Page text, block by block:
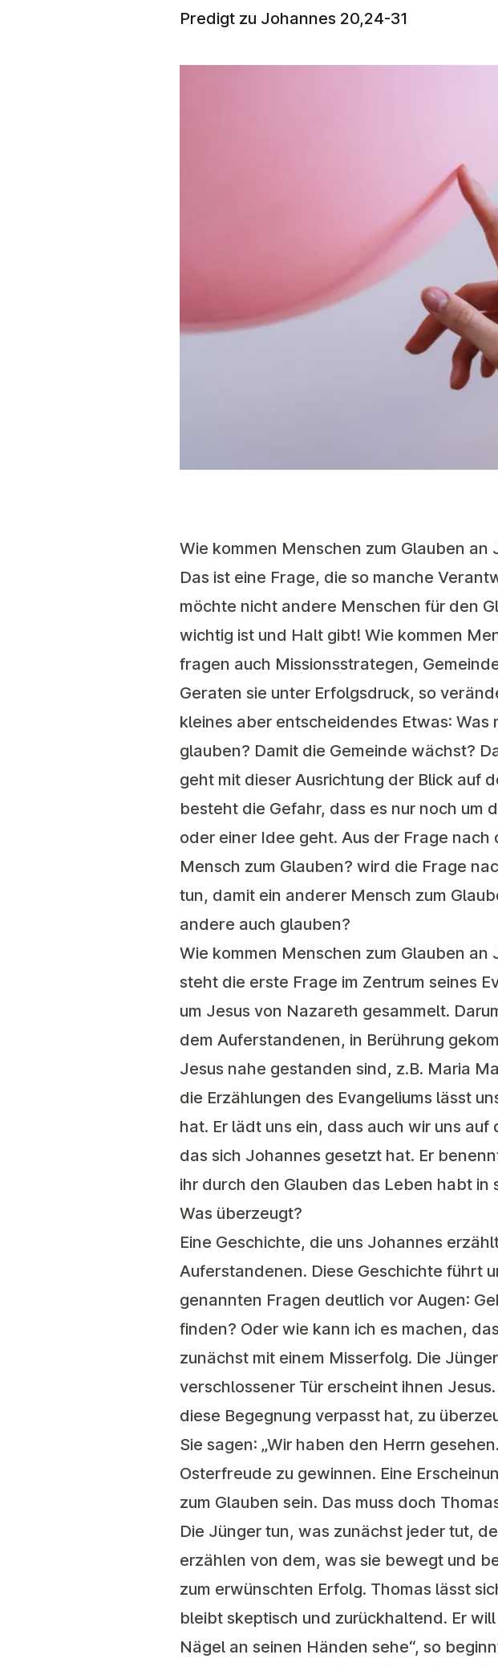
Predigt zu Johannes 20,24-31
Wie kommen Menschen zum Glauben an
Das ist eine Frage, die so manche
möchte nicht andere Menschen für den
wichtig ist und Halt gibt! Wie kommen
fragen auch Missionsstrategen,
Geraten sie unter Erfolgsdruck, so
kleines aber entscheidendes Etwas:
glauben? Damit die Gemeinde wächst?
geht mit dieser Ausrichtung der Blick auf
besteht die Gefahr, dass es nur noch um
oder einer Idee geht. Aus der Frage
Mensch zum Glauben? wird die Frage
tun, damit ein anderer Mensch zum
andere auch glauben?
Wie kommen Menschen zum Glauben an
steht die erste Frage im Zentrum seines
um Jesus von Nazareth gesammelt.
dem Auferstandenen, in Berührung
Jesus nahe gestanden sind, z.B. Maria
die Erzählungen des Evangeliums lässt
hat. Er lädt uns ein, dass auch wir uns
das sich Johannes gesetzt hat. Er
ihr durch den Glauben das Leben habt in
Was überzeugt?
Eine Geschichte, die uns Johannes
Auferstandenen. Diese Geschichte führt
genannten Fragen deutlich vor Augen:
finden? Oder wie kann ich es machen,
zunächst mit einem Misserfolg. Die
verschlossener Tür erscheint ihnen
diese Begegnung verpasst hat, zu
Sie sagen: „Wir haben den Herrn
Osterfreude zu gewinnen. Eine
zum Glauben sein. Das muss doch
Die Jünger tun, was zunächst jeder tut,
erzählen von dem, was sie bewegt und
zum erwünschten Erfolg. Thomas lässt
bleibt skeptisch und zurückhaltend. Er
Nägel an seinen Händen sehe“, so